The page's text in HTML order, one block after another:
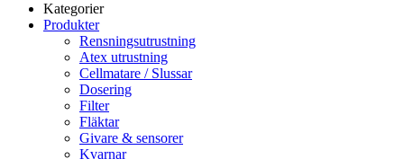
Kategorier
Produkter
Rensningsutrustning
Atex utrustning
Cellmatare / Slussar
Dosering
Filter
Fläktar
Givare & sensorer
Kvarnar